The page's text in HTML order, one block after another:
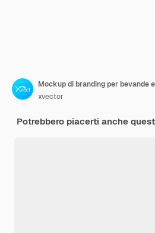
Mockup di branding per bevande
xvector
Potrebbero piacerti anche